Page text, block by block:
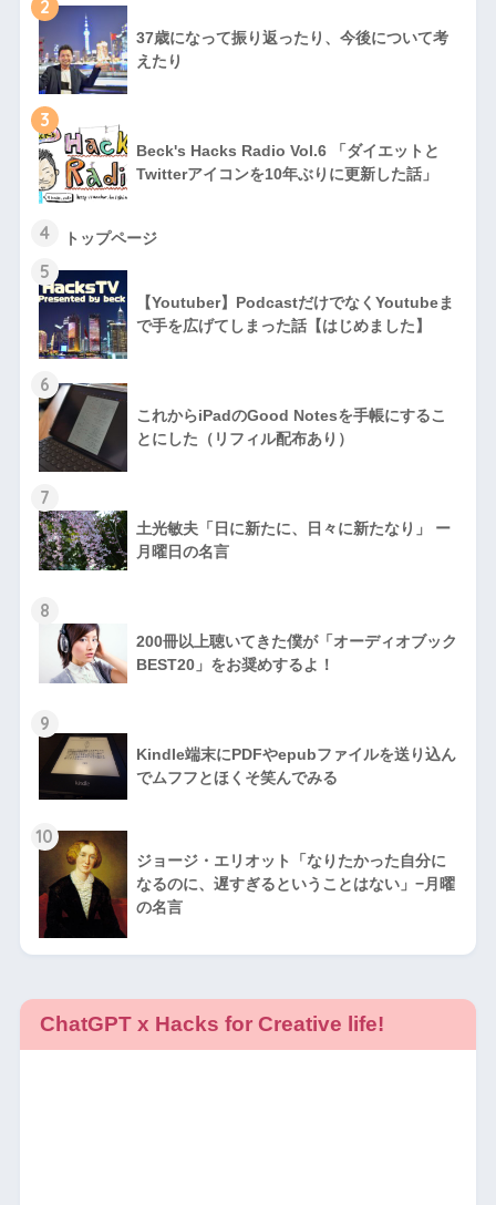
2
37歳になって振り返ったり、今後について考
えたり
3
Beck's Hacks Radio Vol.6 「ダイエットと
Twitterアイコンを10年ぶりに更新した話」
4 トップページ
5
【Youtuber】PodcastだけでなくYoutubeま
で手を広げてしまった話【はじめました】
6
これからiPadのGood Notesを手帳にするこ
とにした（リフィル配布あり）
7
土光敏夫「日に新たに、日々に新たなり」 ー
月曜日の名言
8
200冊以上聴いてきた僕が「オーディオブック
BEST20」をお奨めするよ！
9
Kindle端末にPDFやepubファイルを送り込ん
でムフフとほくそ笑んでみる
10
ジョージ・エリオット「なりたかった自分に
なるのに、遅すぎるということはない」−月曜
の名言
ChatGPT x Hacks for Creative life!